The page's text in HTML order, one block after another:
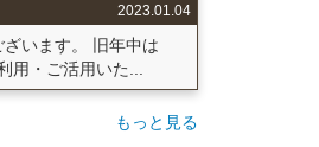
2023.01.04
います。 旧年中は
用・ご活用いた...
もっと見る